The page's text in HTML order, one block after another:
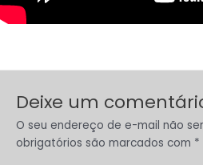
Deixe um
O seu endereço de e-mail não
obrigatórios são marcados com *